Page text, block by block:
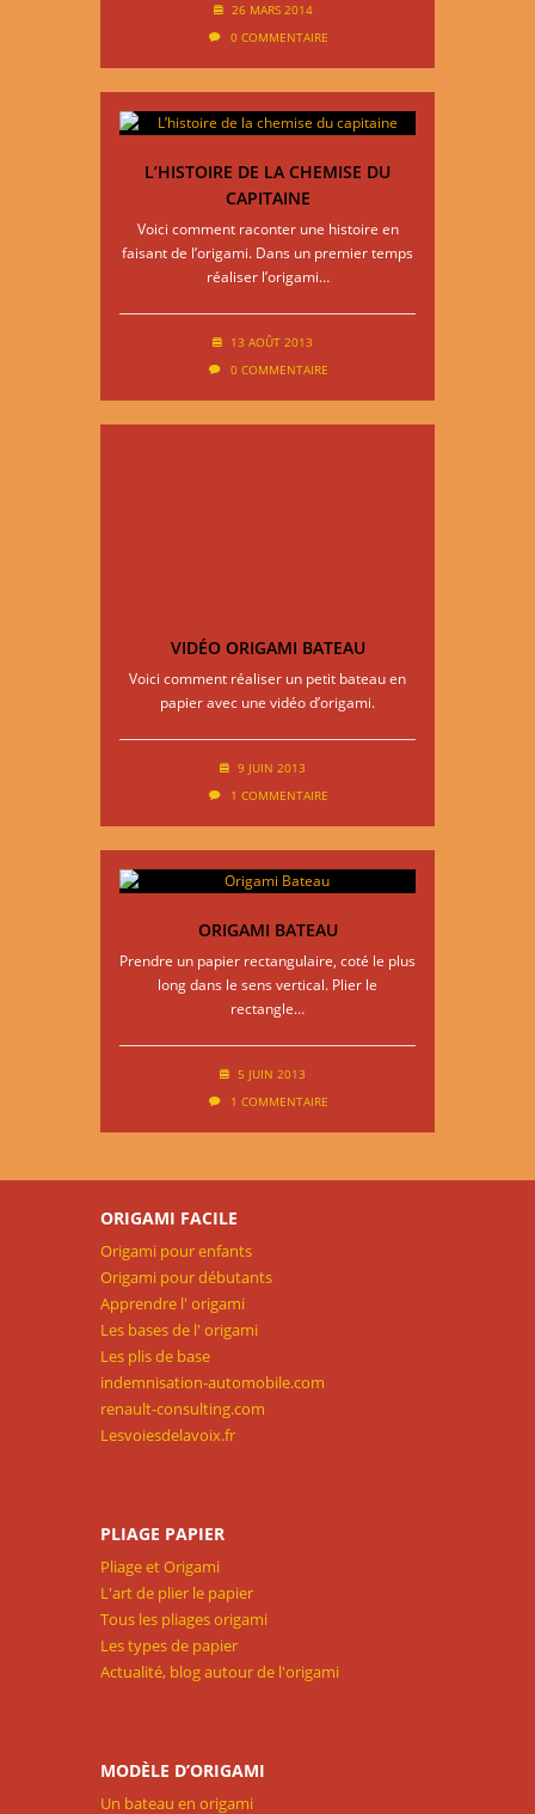
26 MARS 2014
0 COMMENTAIRE
L’HISTOIRE DE LA CHEMISE DU
CAPITAINE
Voici comment raconter une histoire en
faisant de l’origami. Dans un premier temps
réaliser l’origami…
13 AOÛT 2013
0 COMMENTAIRE
VIDÉO ORIGAMI BATEAU
Voici comment réaliser un petit bateau en
papier avec une vidéo d’origami.
9 JUIN 2013
1 COMMENTAIRE
ORIGAMI BATEAU
Prendre un papier rectangulaire, coté le plus
long dans le sens vertical. Plier le
rectangle…
5 JUIN 2013
1 COMMENTAIRE
ORIGAMI FACILE
Origami pour enfants
Origami pour débutants
Apprendre l' origami
Les bases de l' origami
Les plis de base
indemnisation-automobile.com
renault-consulting.com
Lesvoiesdelavoix.fr
PLIAGE PAPIER
Pliage et Origami
L'art de plier le papier
Tous les pliages origami
Les types de papier
Actualité, blog autour de l'origami
MODÈLE D’ORIGAMI
Un bateau en origami